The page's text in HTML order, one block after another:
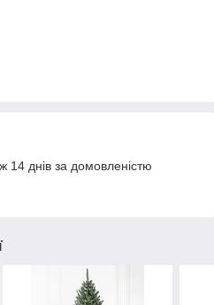
14 днів за домовленістю